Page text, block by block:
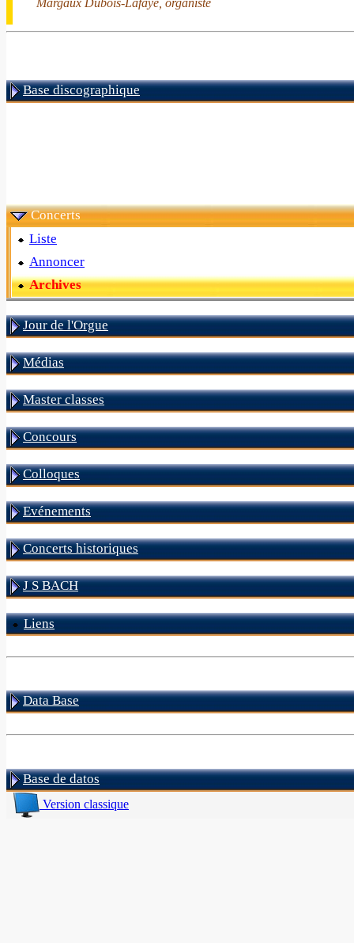
Margaux Dubois-Lafaye, organiste
Base discographique
Concerts
Liste
Annoncer
Archives
Jour de l'Orgue
Médias
Master classes
Concours
Colloques
Evénements
Concerts historiques
J S BACH
Liens
Data Base
Base de datos
Version classique